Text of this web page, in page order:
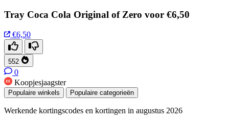
Tray Coca Cola Original of Zero voor €6,50
€6,50
552
0
Koopjesjaagster
Populaire winkels Populaire categorieën
Werkende kortingscodes en kortingen in augustus 2026